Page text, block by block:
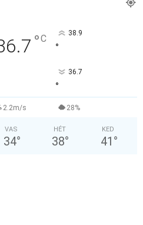
°C 38.9
°
36.7
°
2.2m/s 28%
VAS
34°
HÉT
38°
KED
41 °